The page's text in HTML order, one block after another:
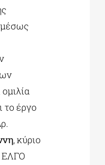
το έργο
, κύριο
ΕΛΓΟ